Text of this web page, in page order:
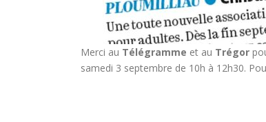
Merci au Télégramme et au Trégor
samedi 3 septembre de 10h à 12h30.